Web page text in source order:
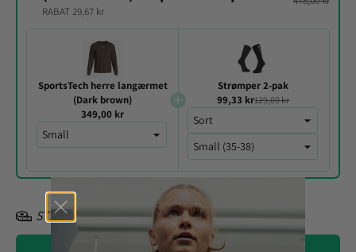
RABAT 29,67 kr
SportsTech herre langærmet
(Dark brown)
349,00 kr
Strømper 2-pak
99,33 kr129,00 kr
STØRRELSESGUIDE